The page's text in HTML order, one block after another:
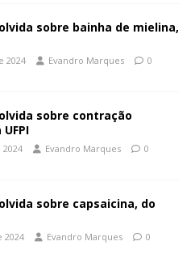
sobre bainha de mielina,
2024 Evandro Marques 0
sobre contração
Evandro Marques 0
sobre capsaicina, do
2024 Evandro Marques 0